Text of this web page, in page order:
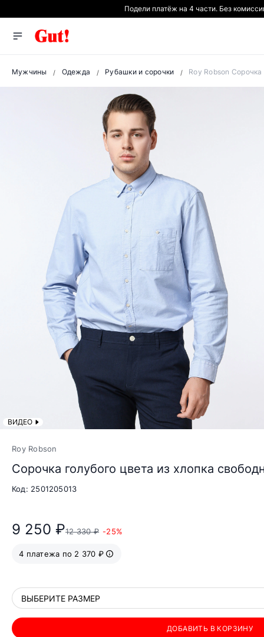
Подели платёж на 4 части. Без
Мужчины Одежда Рубашки и сорочки Roy Robson
ВИДЕО
Roy Robson
Сорочка голубого цвета из хлопка
Код: 2501205013
9 250 ₽12 330 ₽ -25%
4 платежа по 2 370 ₽
ВЫБЕРИТЕ РАЗМЕР
ДОБАВИТЬ В КОРЗИНУ